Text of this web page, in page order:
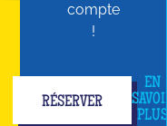
compte
!
RÉSERVER
EN
SAVOIR
PLUS